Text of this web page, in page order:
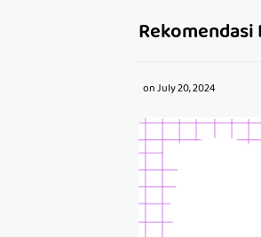
Rekomendasi
onJuly 20, 2024